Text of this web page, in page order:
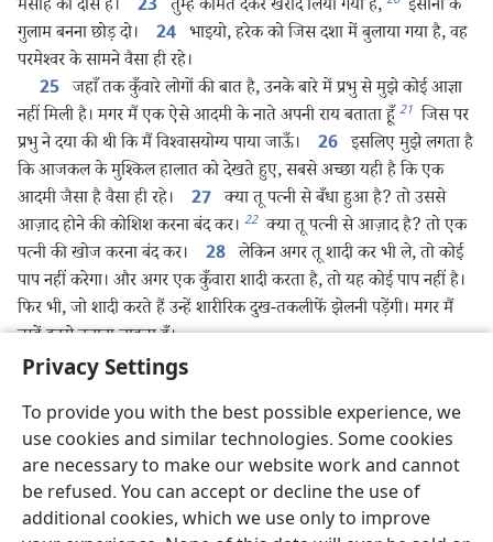
Privacy Settings
To provide you with the best possible experience, we
use cookies and similar technologies. Some cookies
are necessary to make our website work and cannot
be refused. You can accept or decline the use of
additional cookies, which we use only to improve
मसीह का दास है।
23 तुम्हें कीमत देकर खरीद लिया गया है,
इंसानों के
गुलाम बनना छोड़ दो।
24 भाइयो, हरेक को जिस दशा में बुलाया गया है, वह
परमेश्‍वर के सामने वैसा ही रहे।
25 जहाँ तक कुँवारे लोगों की बात है, उनके बारे में प्रभु से मुझे कोई आज्ञा
नहीं मिली है। मगर मैं एक ऐसे आदमी के नाते अपनी राय बताता हूँ 21 जिस पर
प्रभु ने दया की थी कि मैं विश्‍वासयोग्य पाया जाऊँ।
26 इसलिए मुझे लगता है
कि आजकल के मुश्‍किल हालात को देखते हुए, सबसे अच्छा यही है कि एक
आदमी जैसा है वैसा ही रहे।
27 क्या तू पत्नी से बँधा हुआ है? तो उससे
आज़ाद होने की कोशिश करना बंद कर। 22 क्या तू पत्नी से आज़ाद है? तो एक
पत्नी की खोज करना बंद कर।
28 लेकिन अगर तू शादी कर भी ले, तो कोई
पाप नहीं करेगा। और अगर एक कुँवारा शादी करता है, तो यह कोई पाप नहीं है।
फिर भी, जो शादी करते हैं उन्हें शारीरिक दुख-तकलीफें झेलनी पड़ेंगी। मगर मैं
तुम्हें इनसे बचाना चाहता हूँ।
29इसके अलावा, भाइयो मैं यह कहता हूँ, जो वक्‍त रह गया है उसे घटाया
नहीं हैं 30 और जो रोते हैं वे ऐसे रहें जो रोते नहीं, जो खुशियाँ मनाते हैं वे
ऐसे रहें जो खुशियाँ नहीं मनाते और जो खरीदते हैं वे ऐसे रहें मानो उन्होंने खरीदा
ही नहीं। 31 इस दुनिया का इस्तेमाल करनेवाले ऐसे हों जो इसका पूरा-पूरा
इस्तेमाल नहीं करते, क्योंकि इस दुनिया का दृश्‍य बदल रहा है। 32वाकई, मैं
चाहता हूँ कि तुम चिंताओं से आज़ाद रहो। अविवाहित आदमी प्रभु की सेवा से